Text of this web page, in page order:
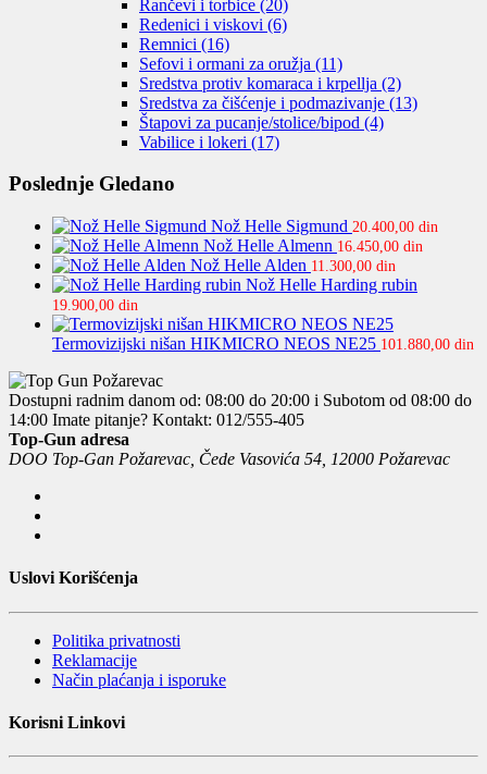
Rančevi i torbice (20)
Redenici i viskovi (6)
Remnici (16)
Sefovi i ormani za oružja (11)
Sredstva protiv komaraca i krpellja (2)
Sredstva za čišćenje i podmazivanje (13)
Štapovi za pucanje/stolice/bipod (4)
Vabilice i lokeri (17)
Poslednje Gledano
Nož Helle Sigmund 20.400,00 din
Nož Helle Almenn 16.450,00 din
Nož Helle Alden 11.300,00 din
Nož Helle Harding rubin
19.900,00 din
Termovizijski nišan HIKMICRO NEOS NE25 101.880,00 din
Dostupni radnim danom od: 08:00 do 20:00 i Subotom od 08:00 do
14:00 Imate pitanje? Kontakt: 012/555-405
Top-Gun adresa
DOO Top-Gan Požarevac, Čede Vasovića 54, 12000 Požarevac
Uslovi Korišćenja
Politika privatnosti
Reklamacije
Način plaćanja i isporuke
Korisni Linkovi